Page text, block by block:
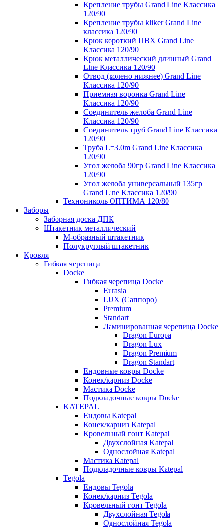
Крепление трубы Grand Line Классика
120/90
Крепление трубы kliker Grand Line
классика 120/90
Крюк короткий ПВХ Grand Line
Классика 120/90
Крюк металлический длинный Grand
Line Классика 120/90
Отвод (колено нижнее) Grand Line
Классика 120/90
Приемная воронка Grand Line
Классика 120/90
Соединитель желоба Grand Line
Классика 120/90
Соединитель труб Grand Line Классика
120/90
Труба L=3.0m Grand Line Классика
120/90
Угол желоба 90гр Grand Line Классика
120/90
Угол желоба универсальный 135гр
Grand Line Классика 120/90
Технониколь ОПТИМА 120/80
Заборы
Заборная доска ДПК
Штакетник металлический
М-образный штакетник
Полукруглый штакетник
Кровля
Гибкая черепица
Docke
Гибкая черепица Docke
Eurasia
LUX (Саппоро)
Premium
Standart
Ламинированная черепица Docke
Dragon Europa
Dragon Lux
Dragon Premium
Dragon Standart
Ендовные ковры Docke
Конек/карниз Docke
Мастика Docke
Подкладочные ковры Docke
KATEPAL
Ендовы Katepal
Конек/карниз Katepal
Кровельный гонт Katepal
Двухслойная Katepal
Однослойная Katepal
Мастика Katepal
Подкладочные ковры Katepal
Tegola
Ендовы Tegola
Конек/карниз Tegola
Кровельный гонт Tegola
Двухслойная Tegola
Однослойная Tegola